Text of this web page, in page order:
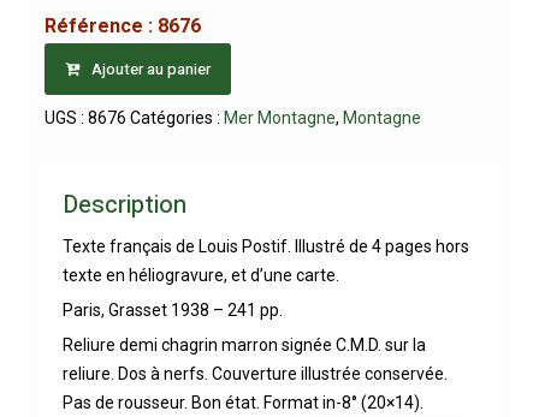
Référence : 8676
Ajouter au panier
UGS : 8676 Catégories : Mer Montagne, Montagne
Description
Texte français de Louis Postif. Illustré de 4 pages hors
texte en héliogravure, et d’une carte.
Paris, Grasset 1938 – 241 pp.
Reliure demi chagrin marron signée C.M.D. sur la
reliure. Dos à nerfs. Couverture illustrée conservée.
Pas de rousseur. Bon état. Format in-8° (20×14).